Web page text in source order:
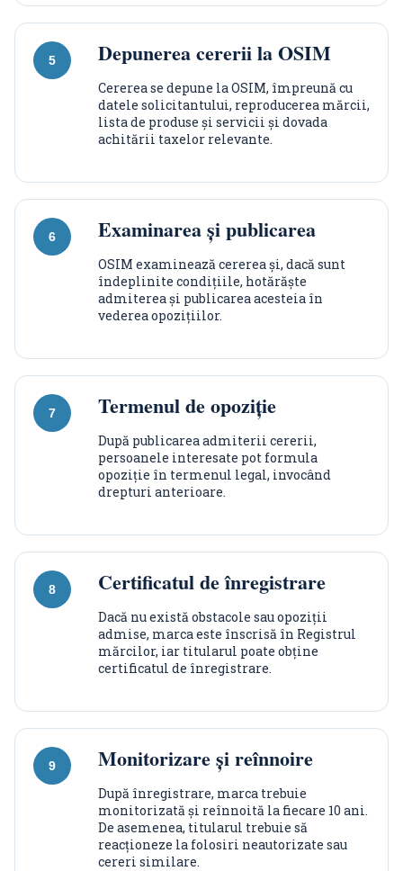
Depunerea cererii la OSIM
Cererea se depune la OSIM, împreună cu
datele solicitantului, reproducerea mărcii,
lista de produse și servicii și dovada
achitării taxelor relevante.
Examinarea și publicarea
OSIM examinează cererea și, dacă sunt
îndeplinite condițiile, hotărăște
admiterea și publicarea acesteia în
vederea opozițiilor.
Termenul de opoziție
După publicarea admiterii cererii,
persoanele interesate pot formula
opoziție în termenul legal, invocând
drepturi anterioare.
Certificatul de înregistrare
Dacă nu există obstacole sau opoziții
admise, marca este înscrisă în Registrul
mărcilor, iar titularul poate obține
certificatul de înregistrare.
Monitorizare și reînnoire
După înregistrare, marca trebuie
monitorizată și reînnoită la fiecare 10 ani.
De asemenea, titularul trebuie să
reacționeze la folosiri neautorizate sau
cereri similare.